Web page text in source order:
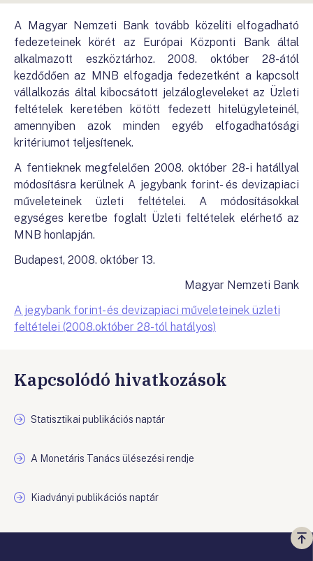
A Magyar Nemzeti Bank tovább közelíti elfogadható
fedezeteinek körét az Európai Központi Bank által
alkalmazott eszköztárhoz. 2008. október 28-ától
kezdődően az MNB elfogadja fedezetként a kapcsolt
vállalkozás által kibocsátott jelzálogleveleket az Üzleti
feltételek keretében kötött fedezett hitelügyleteinél,
amennyiben azok minden egyéb elfogadhatósági
kritériumot teljesítenek.
A fentieknek megfelelően 2008. október 28-i hatállyal
módosításra kerülnek A jegybank forint- és devizapiaci
műveleteinek üzleti feltételei. A módosításokkal
egységes keretbe foglalt Üzleti feltételek elérhető az
MNB honlapján.
Budapest, 2008. október 13.
Magyar Nemzeti Bank
A jegybank forint- és devizapiaci műveleteinek üzleti
feltételei (2008.október 28-tól hatályos)
Kapcsolódó hivatkozások
Statisztikai publikációs naptár
A Monetáris Tanács ülésezési rendje
Kiadványi publikációs naptár
a